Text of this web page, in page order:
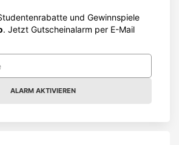
und Gewinnspiele
. Jetzt Gutscheinalarm per E-Mail
ALARM AKTIVIEREN